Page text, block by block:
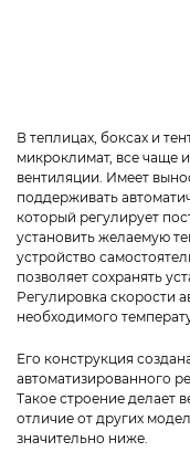
В теплицах, боксах и
микроклимат, все чаще
вентиляции. Имеет
поддерживать
который регулирует
установить желаемую
устройство
позволяет сохранять
Регулировка скорости
необходимого
Его конструкция
автоматизированного
Такое строение делает
отличие от других
значительно ниже.